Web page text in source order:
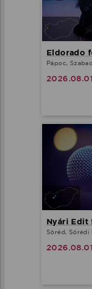
Eldorado
Pápoc,
Nyári Edit
Söréd, Sörédi